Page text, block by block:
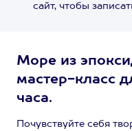
сайт, чтобы
Море из
мастер-класс
часа.
Почувствуйте себя